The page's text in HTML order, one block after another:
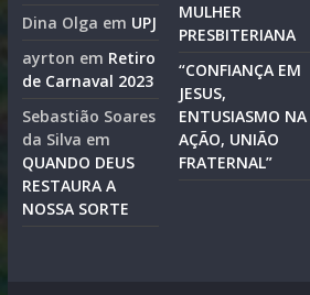
Dina Olga em UPJ
ayrton em Retiro
de Carnaval 2023
Sebastião Soares
da Silva em
QUANDO DEUS
RESTAURA A
NOSSA SORTE
MULHER
PRESBITERIANA
“CONFIANÇA EM
JESUS,
ENTUSIASMO NA
AÇÃO, UNIÃO
FRATERNAL”